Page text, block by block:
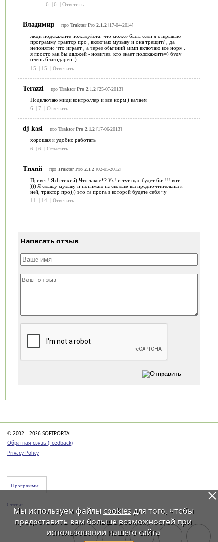
6
| 6 | Ответить
Владимир про Traktor Pro 2.1.2[17-04-2014]
люди подскажите пожалуйста. что может быть если я открываю
программу трактор про , включаю музыку и она трещит? , да
непонятно что играет , а через обычний аимп включаю все норм .
я просто как бы диджей - новичек. кто знает подскажите=) буду
очень благодарен=)
15
| 15 | Ответить
Terazzi про Traktor Pro 2.1.2[25-07-2013]
Подключаю миди контроллер и все норм ) качаем
6
| 7 | Ответить
dj kasi про Traktor Pro 2.1.2[17-06-2013]
хорошая и удобно работать
6
| 6 | Ответить
Тихий про Traktor Pro 2.1.2[02-05-2012]
Привет! Я dj тихий) Что такое*? Ух! и тут щас будет бит!!! вот
))) Я слышу музыку и понимаю на сколько вы предпочтительны к
ней, трактор про))) это та прога в которой будете себя чу
11
| 14 | Ответить
Написать отзыв
© 2002—2026 SOFTPORTAL
Обратная связь (Feedback)
Privacy Policy
Программы
Статьи
Мы используем файлы cookiesдля того, чтобы
предоставить вам больше возможностей при
использовании нашего сайта